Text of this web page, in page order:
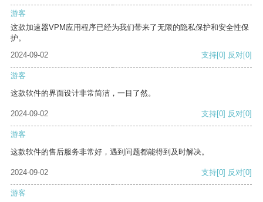
游客
这款加速器VPM应用程序已经为我们带来了无限的隐私保护和安全性保
护。
2024-09-02
支持[0] 反对[0]
游客
这款软件的界面设计非常简洁，一目了然。
2024-09-02 支持[0] 反对[0]
游客
这款软件的售后服务非常好，遇到问题都能得到及时解决。
2024-09-02 支持[0] 反对[0]
游客